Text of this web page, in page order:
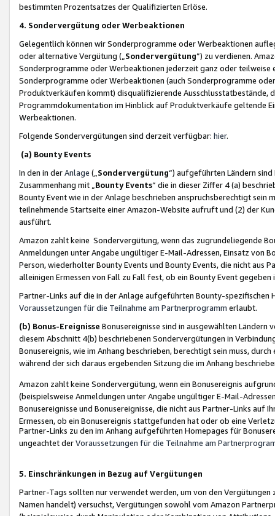
bestimmten Prozentsatzes der Qualifizierten Erlöse.
4. Sondervergütung oder Werbeaktionen
Gelegentlich können wir Sonderprogramme oder Werbeaktionen
oder alternative Vergütung („ Sondervergütung”) zu verdienen.
Sonderprogramme oder Werbeaktionen jederzeit ganz oder
Sonderprogramme oder Werbeaktionen (auch Sonderprogramme
Produktverkäufen kommt) disqualifizierende Ausschlusstatbestände,
Programmdokumentation im Hinblick auf Produktverkäufe geltende
Werbeaktionen.
Folgende Sondervergütungen sind derzeit verfügbar: hier.
(a) Bounty Events
In den in derAnlage („ Sondervergütung“) aufgeführten Ländern
Zusammenhang mit „ Bounty Events“ die in dieser Ziffer 4 (a)
Bounty Event wie in der Anlage beschrieben anspruchsberechtigt sein
teilnehmende Startseite einer Amazon-Website aufruft und (2) der
ausführt.
Amazon zahlt keine Sondervergütung, wenn das zugrundeliegende
Anmeldungen unter Angabe ungültiger E-Mail-Adressen, Einsatz von
Person, wiederholter Bounty Events und Bounty Events, die nicht
alleinigen Ermessen von Fall zu Fall fest, ob ein Bounty Event
Partner-Links auf die in der Anlage aufgeführten Bounty-spezifischen
Voraussetzungen für die Teilnahme am Partnerprogramm erlaubt.
(b) Bonus-Ereignisse Bonusereignisse sind in ausgewählten Ländern
diesem Abschnitt 4(b) beschriebenen Sondervergütungen in
Bonusereignis, wie im Anhang beschrieben, berechtigt sein muss,
während der sich daraus ergebenden Sitzung die im Anhang
Amazon zahlt keine Sondervergütung, wenn ein Bonusereignis
(beispielsweise Anmeldungen unter Angabe ungültiger E-Mail-
Bonusereignisse und Bonusereignisse, die nicht aus Partner-Links auf
Ermessen, ob ein Bonusereignis stattgefunden hat oder ob eine
Partner-Links zu den im Anhang aufgeführten Homepages für
ungeachtet derVoraussetzungen für die Teilnahme am
5. Einschränkungen in Bezug auf Vergütungen
Partner-Tags sollten nur verwendet werden, um von den
Namen handelt) versuchst, Vergütungen sowohl vom Amazon